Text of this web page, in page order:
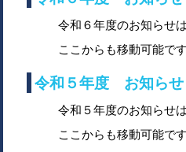
令和６年度のお知らせ
ここからも移動可能です
令和５年度 お知らせ
令和５年度のお知らせ
ここからも移動可能です